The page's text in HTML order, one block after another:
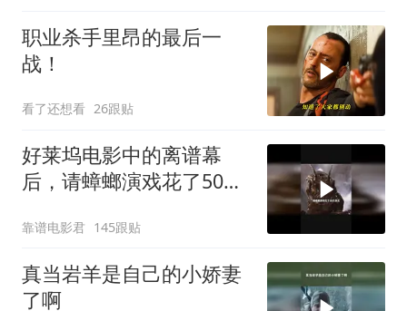
职业杀手里昂的最后一
战！
看了还想看 26跟贴
好莱坞电影中的离谱幕
后，请蟑螂演戏花了50万
靠谱电影君 145跟贴
真当岩羊是自己的小娇妻
了啊